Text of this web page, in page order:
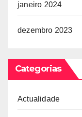
janeiro 2024
dezembro 2023
Categorias
Actualidade